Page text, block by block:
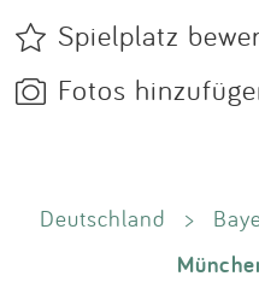
Spielplatz
Fotos
Deutschland >